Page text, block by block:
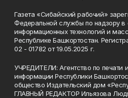
Газета «Сибайский рабочий»
Федеральной службы по надзору в
информационных технологий и
Республике Башкортостан.
02 - 01782 от 19.05.2025 г.
УЧРЕДИТЕЛИ: Агентство по печати
информации Республики
общество Издательский дом
ГЛАВНЫЙ РЕДАКТОР Ильязова